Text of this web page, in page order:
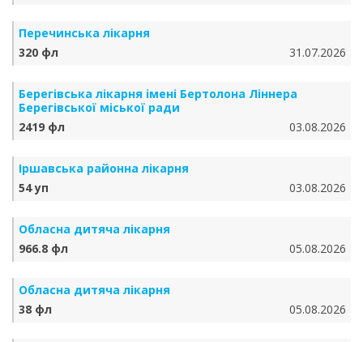
Перечинська лікарня
320 фл
31.07.2026
Берегівська лікарня імені Бертолона Ліннера
Берегівської міської ради
2419 фл
03.08.2026
Іршавська районна лікарня
54 уп
03.08.2026
Обласна дитяча лікарня
966.8 фл
05.08.2026
Обласна дитяча лікарня
38 фл
05.08.2026